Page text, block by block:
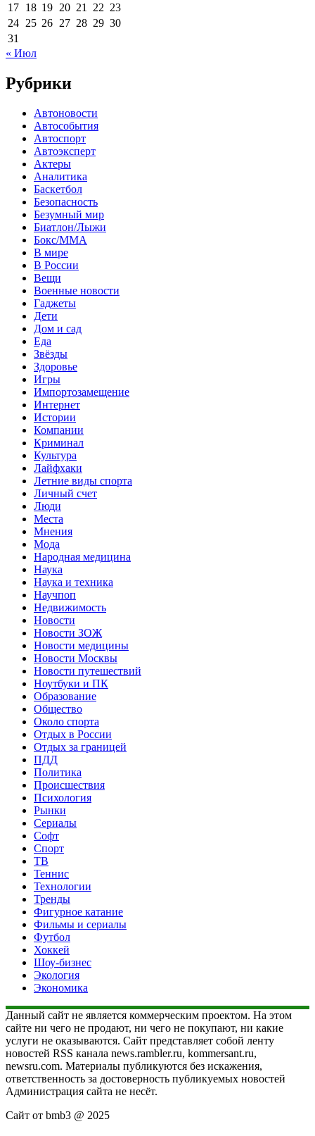
17 18 19 20 21 22 23
24 25 26 27 28 29 30
31
« Июл
Рубрики
Автоновости
Автособытия
Автоспорт
Автоэксперт
Актеры
Аналитика
Баскетбол
Безопасность
Безумный мир
Биатлон/Лыжи
Бокс/MMA
В мире
В России
Вещи
Военные новости
Гаджеты
Дети
Дом и сад
Еда
Звёзды
Здоровье
Игры
Импортозамещение
Интернет
Истории
Компании
Криминал
Культура
Лайфхаки
Летние виды спорта
Личный счет
Люди
Места
Мнения
Мода
Народная медицина
Наука
Наука и техника
Научпоп
Недвижимость
Новости
Новости ЗОЖ
Новости медицины
Новости Москвы
Новости путешествий
Ноутбуки и ПК
Образование
Общество
Около спорта
Отдых в России
Отдых за границей
ПДД
Политика
Происшествия
Психология
Рынки
Сериалы
Софт
Спорт
ТВ
Теннис
Технологии
Тренды
Фигурное катание
Фильмы и сериалы
Футбол
Хоккей
Шоу-бизнес
Экология
Экономика
Данный сайт не является коммерческим проектом. На этом
сайте ни чего не продают, ни чего не покупают, ни какие
услуги не оказываются. Сайт представляет собой ленту
новостей RSS канала news.rambler.ru, kommersant.ru,
newsru.com. Материалы публикуются без искажения,
ответственность за достоверность публикуемых новостей
Администрация сайта не несёт.
Сайт от bmb3 @ 2025